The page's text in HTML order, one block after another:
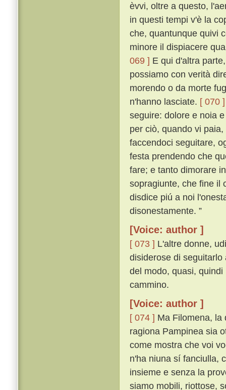
èvvi, oltre a questo,
in questi tempi v'è la
che, quantunque quivi
minore il dispiacere
069 ] E qui d'altra
possiamo con verità
morendo o da morte
n'hanno lasciate. [ 070 ]
seguire: dolore e noia
per ciò, quando vi
faccendoci seguitare,
festa prendendo che
fare; e tanto dimorare
sopragiunte, che fine il
disdice piú a noi
disonestamente. ”
[Voice: author ]
[ 073 ] L'altre donne,
disiderose di
del modo, quasi,
cammino.
[Voice: author ]
[ 074 ] Ma Filomena, la
ragiona Pampinea sia
come mostra che voi
n'ha niuna sí fanciulla,
insieme e senza la
siamo mobili, riottose,